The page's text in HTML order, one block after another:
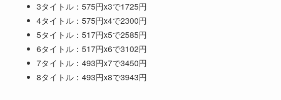
3タイトル：575円x3で1725円
4タイトル：575円x4で2300円
5タイトル：517円x5で2585円
6タイトル：517円x6で3102円
7タイトル：493円x7で3450円
8タイトル：493円x8で3943円